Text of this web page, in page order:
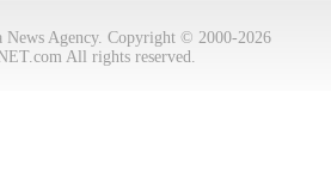
News Agency. Copyright © 2000-2026
All rights reserved.